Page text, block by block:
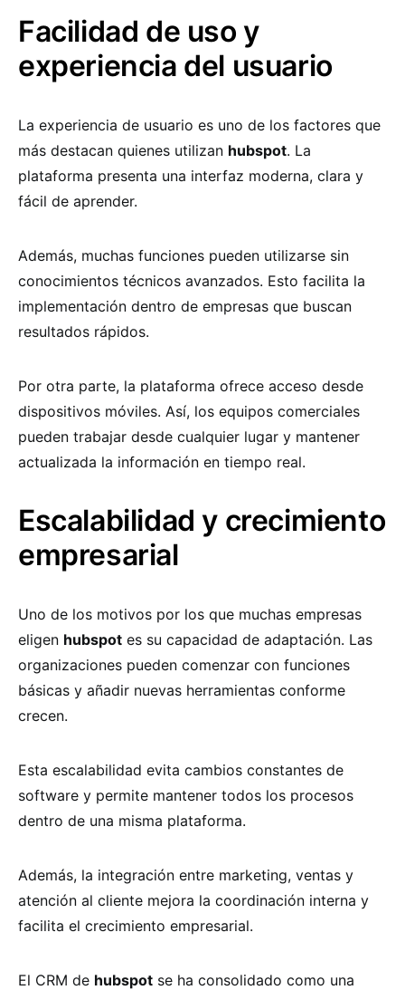
Facilidad de uso y
experiencia del usuario
La experiencia de usuario es uno de los factores que
más destacan quienes utilizan hubspot. La
plataforma presenta una interfaz moderna, clara y
fácil de aprender.
Además, muchas funciones pueden utilizarse sin
conocimientos técnicos avanzados. Esto facilita la
implementación dentro de empresas que buscan
resultados rápidos.
Por otra parte, la plataforma ofrece acceso desde
dispositivos móviles. Así, los equipos comerciales
pueden trabajar desde cualquier lugar y mantener
actualizada la información en tiempo real.
Escalabilidad y crecimiento
empresarial
Uno de los motivos por los que muchas empresas
eligen hubspot es su capacidad de adaptación. Las
organizaciones pueden comenzar con funciones
básicas y añadir nuevas herramientas conforme
crecen.
Esta escalabilidad evita cambios constantes de
software y permite mantener todos los procesos
dentro de una misma plataforma.
Además, la integración entre marketing, ventas y
atención al cliente mejora la coordinación interna y
facilita el crecimiento empresarial.
El CRM de hubspot se ha consolidado como una